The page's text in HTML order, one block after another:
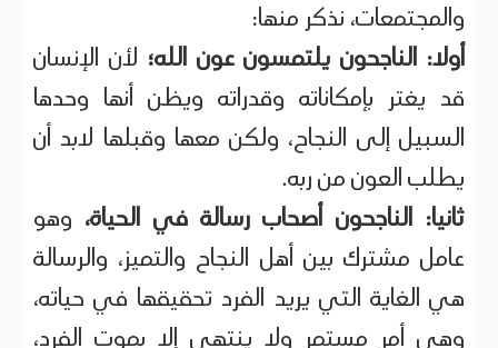
والمجتمعات، نذكر منها:
أولا: الناجحون يلتمسون عون الله؛ لأن الإنسان
قد يغتر بإمكاناته وقدراته ويظن أنها وحدها
السبيل إلى النجاح، ولكن معها وقبلها لابد أن
يطلب العون من ربه.
ثانيا: الناجحون أصحاب رسالة في الحياة، وهو
عامل مشترك بين أهل النجاح والتميز، والرسالة
هي الغاية التي يريد الفرد تحقيقها في حياته،